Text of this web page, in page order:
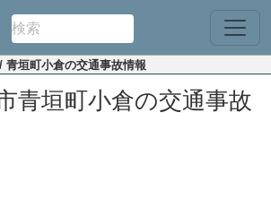
/ 青垣町小倉の交通事故情報
青垣町小倉の交通事故